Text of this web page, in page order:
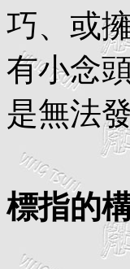
巧、或
有小念
是無法
標指的